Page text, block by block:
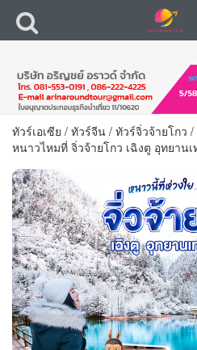
ทัวร์เอเซีย / ทัวร์จีน / ทัวร์จิ่วจ้ายโกว /
หนาวไหมที่ จิ่วจ้ายโกว เฉิงตู อุทยาน